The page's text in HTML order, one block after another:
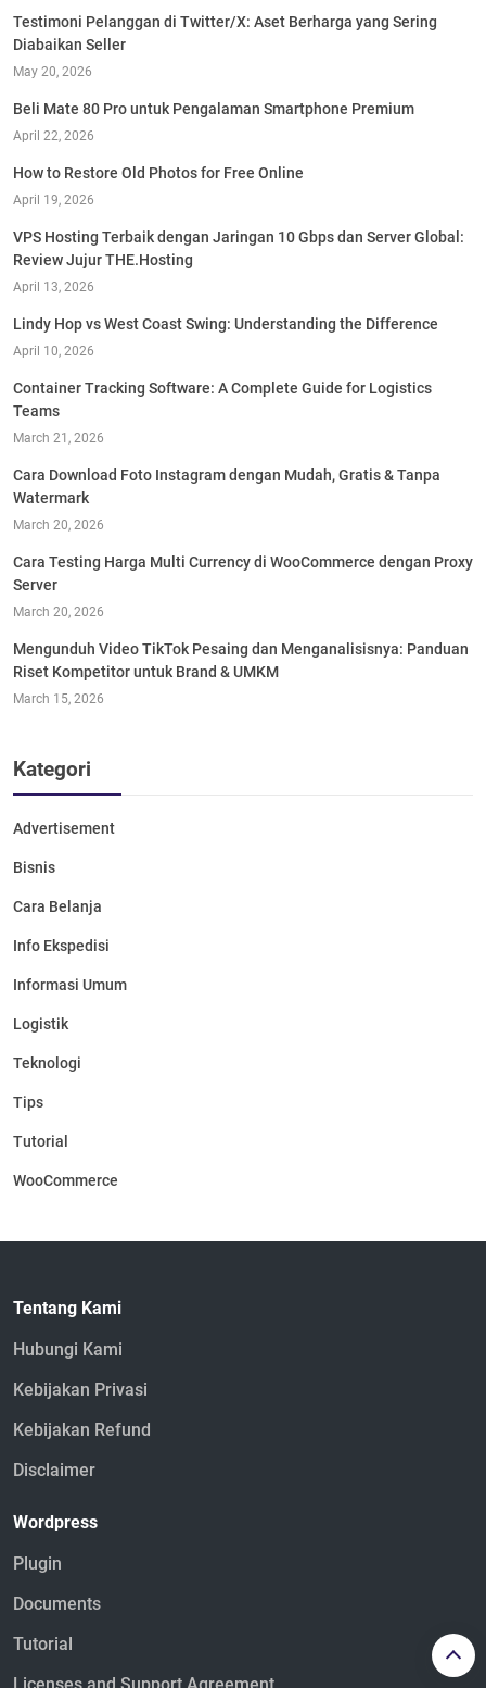
Testimoni Pelanggan di Twitter/X: Aset Berharga yang Sering
Diabaikan Seller
May 20, 2026
Beli Mate 80 Pro untuk Pengalaman Smartphone Premium
April 22, 2026
How to Restore Old Photos for Free Online
April 19, 2026
VPS Hosting Terbaik dengan Jaringan 10 Gbps dan Server Global:
Review Jujur THE.Hosting
April 13, 2026
Lindy Hop vs West Coast Swing: Understanding the Difference
April 10, 2026
Container Tracking Software: A Complete Guide for Logistics
Teams
March 21, 2026
Cara Download Foto Instagram dengan Mudah, Gratis & Tanpa
Watermark
March 20, 2026
Cara Testing Harga Multi Currency di WooCommerce dengan Proxy
Server
March 20, 2026
Mengunduh Video TikTok Pesaing dan Menganalisisnya: Panduan
Riset Kompetitor untuk Brand & UMKM
March 15, 2026
Kategori
Advertisement
Bisnis
Cara Belanja
Info Ekspedisi
Informasi Umum
Logistik
Teknologi
Tips
Tutorial
WooCommerce
Tentang Kami
Hubungi Kami
Kebijakan Privasi
Kebijakan Refund
Disclaimer
Wordpress
Plugin
Documents
Tutorial